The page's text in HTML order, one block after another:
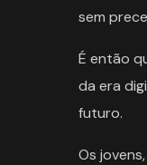
sem
É então
da era
futuro.
Os